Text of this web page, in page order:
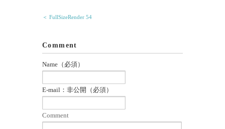
＜ FullSizeRender 54
Comment
Name（必須）
E-mail：非公開（必須）
Comment